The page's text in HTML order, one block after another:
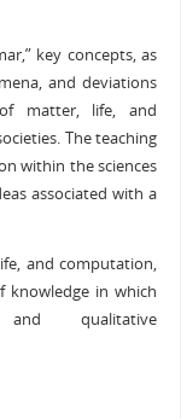
key concepts, as
and deviations
matter, life, and
The teaching
within the sciences
associated with a
and computation,
knowledge in which
and qualitative